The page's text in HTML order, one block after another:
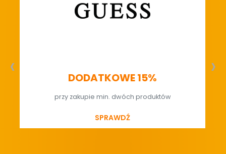
DODATKOWE 15%
przy zakupie min. dwóch produktów
SPRAWDŹ
‹ ›